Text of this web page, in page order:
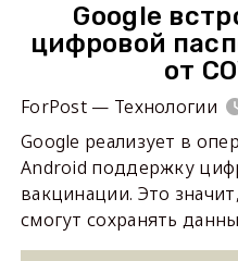
Google
цифровой
от
ForPost — Технологии
Google реализует в
Android поддержку
вакцинации. Это
смогут сохранять